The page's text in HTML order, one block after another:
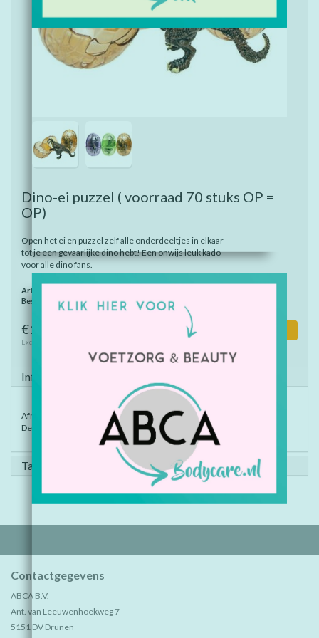
Dino-ei puzzel ( voorraad 70 stuks OP =
OP)
Open het ei en puzzel zelf alle onderdeeltjes in elkaar
tot je een gevaarlijke dino hebt! Een onwijs leuk kado
voor alle dino fans.
Artikelnummer:
Beschikbaarheid:
Op voorraad
€1,50
Excl. btw
Toevoegen aan winkelwagen
Informatie
Afm. ei: hoogte 10 cm x breedte 6 cm.
De eieren worden assorti kleur en dino figuren geleverd.
Tags (0)
Contactgegevens
ABCA B.V.
Ant. van Leeuwenhoekweg 7
5151 DV Drunen